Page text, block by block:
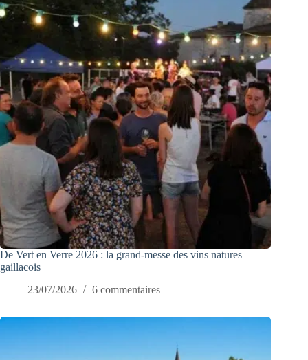
De Vert en Verre 2026 : la grand-messe des vins natures
gaillacois
23/07/2026
6 commentaires